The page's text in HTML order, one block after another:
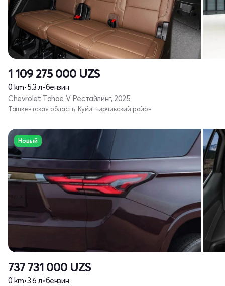
1 109 275 000 UZS
0 km•5.3 л•бензин
Chevrolet Tahoe V Рестайлинг, 2025
Ташкентская область, Куйи-чирчикский район
Новый
737 731 000 UZS
0 km•3.6 л•бензин